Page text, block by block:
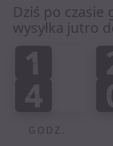
Dziś po czasie
wysyłka jutro
1
0
1
4
0
4
GODZ.